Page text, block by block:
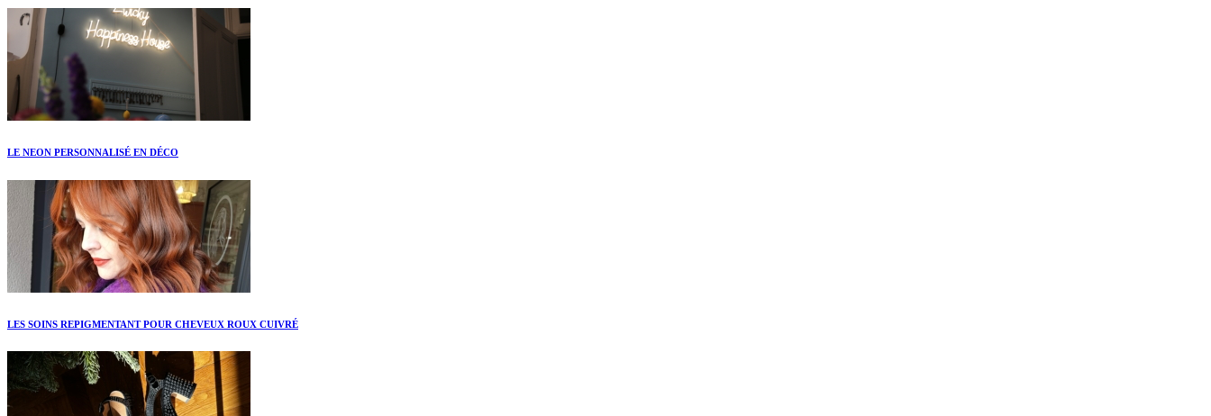
LE NEON PERSONNALISÉ EN DÉCO
LES SOINS REPIGMENTANT POUR CHEVEUX ROUX CUIVRÉ